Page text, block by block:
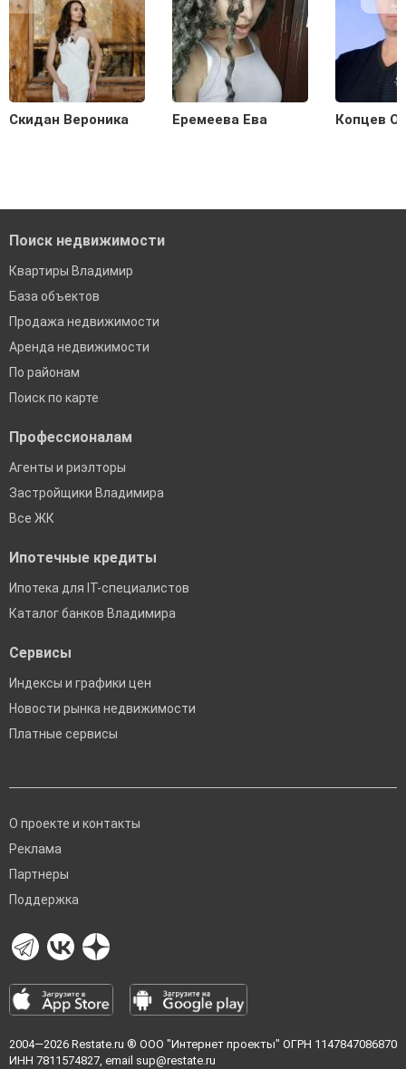
Скидан Вероника Еремеева Ева Копцев
Поиск недвижимости
Квартиры Владимир
База объектов
Продажа недвижимости
Аренда недвижимости
По районам
Поиск по карте
Профессионалам
Агенты и риэлторы
Застройщики Владимира
Все ЖК
Ипотечные кредиты
Ипотека для IT-специалистов
Каталог банков Владимира
Сервисы
Индексы и графики цен
Новости рынка недвижимости
Платные сервисы
О проекте и контакты
Реклама
Партнеры
Поддержка
2004—2026 Restate.ru ® ООО "Интернет проекты" ОГРН 1147847086870
ИНН 7811574827, email sup@restate.ru